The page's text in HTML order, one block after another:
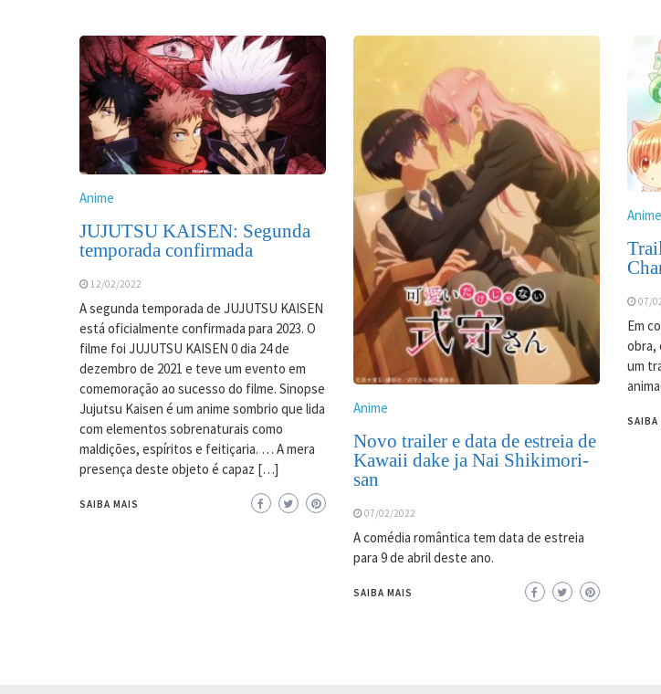
Anime
JUJUTSU KAISEN: Segunda
temporada confirmada
12/02/2022
A segunda temporada de JUJUTSU KAISEN
está oficialmente confirmada para 2023. O
filme foi JUJUTSU KAISEN 0 dia 24 de
dezembro de 2021 e teve um evento em
comemoração ao sucesso do filme. Sinopse
Jujutsu Kaisen é um anime sombrio que lida
com elementos sobrenaturais como
maldições, espíritos e feitiçaria. … A mera
presença deste objeto é capaz […]
SAIBA MAIS
Anime
Novo trailer e data de estreia de
Kawaii dake ja Nai Shikimori-
san
07/02/2022
A comédia romântica tem data de estreia
para 9 de abril deste ano.
SAIBA MAIS
Anime
07/
Em
obra,
um
SAIBA